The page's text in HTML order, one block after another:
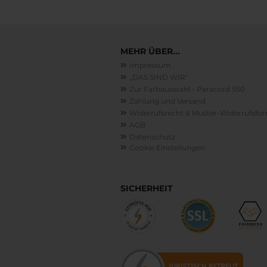
MEHR ÜBER...
Impressum
„DAS SIND WIR“
Zur Farbauswahl - Paracord 550
Zahlung und Versand
Widerrufsrecht & Muster-
AGB
Datenschutz
Cookie Einstellungen
SICHERHEIT